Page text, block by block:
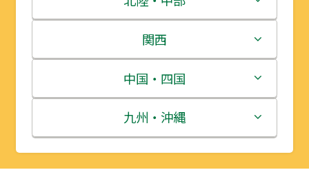
岩手県
宮城県
秋田県
山形県
栃木県
群馬県
埼玉県
千葉県
新潟県
富山県
石川県
福井県
関西
三重県
滋賀県
京都府
中国・四国
鳥取県
島根県
九州・沖縄
福岡県